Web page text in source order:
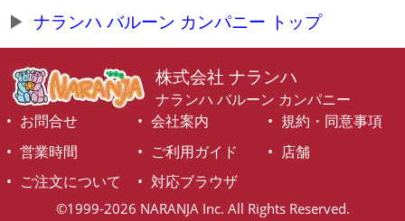
ナランハ バルーン カンパニー トップ
株式会社 ナランハ
ナランハ バルーン カンパニー
お問合せ
会社案内
規約・同意事項
営業時間
ご利用ガイド
店舗
ご注文について
対応ブラウザ
©1999-2026 NARANJA Inc. All Rights Reserved.